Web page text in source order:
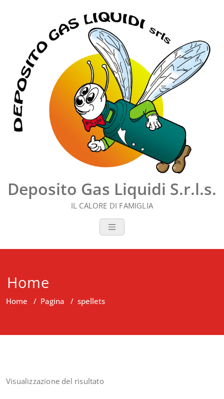
Deposito Gas Liquidi S.r.l.s.
IL CALORE DI FAMIGLIA
Home
Home / Pagina / spellets
Visualizzazione del risultato